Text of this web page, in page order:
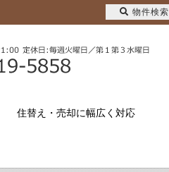
住替え・売却に幅広く対応
物件検索